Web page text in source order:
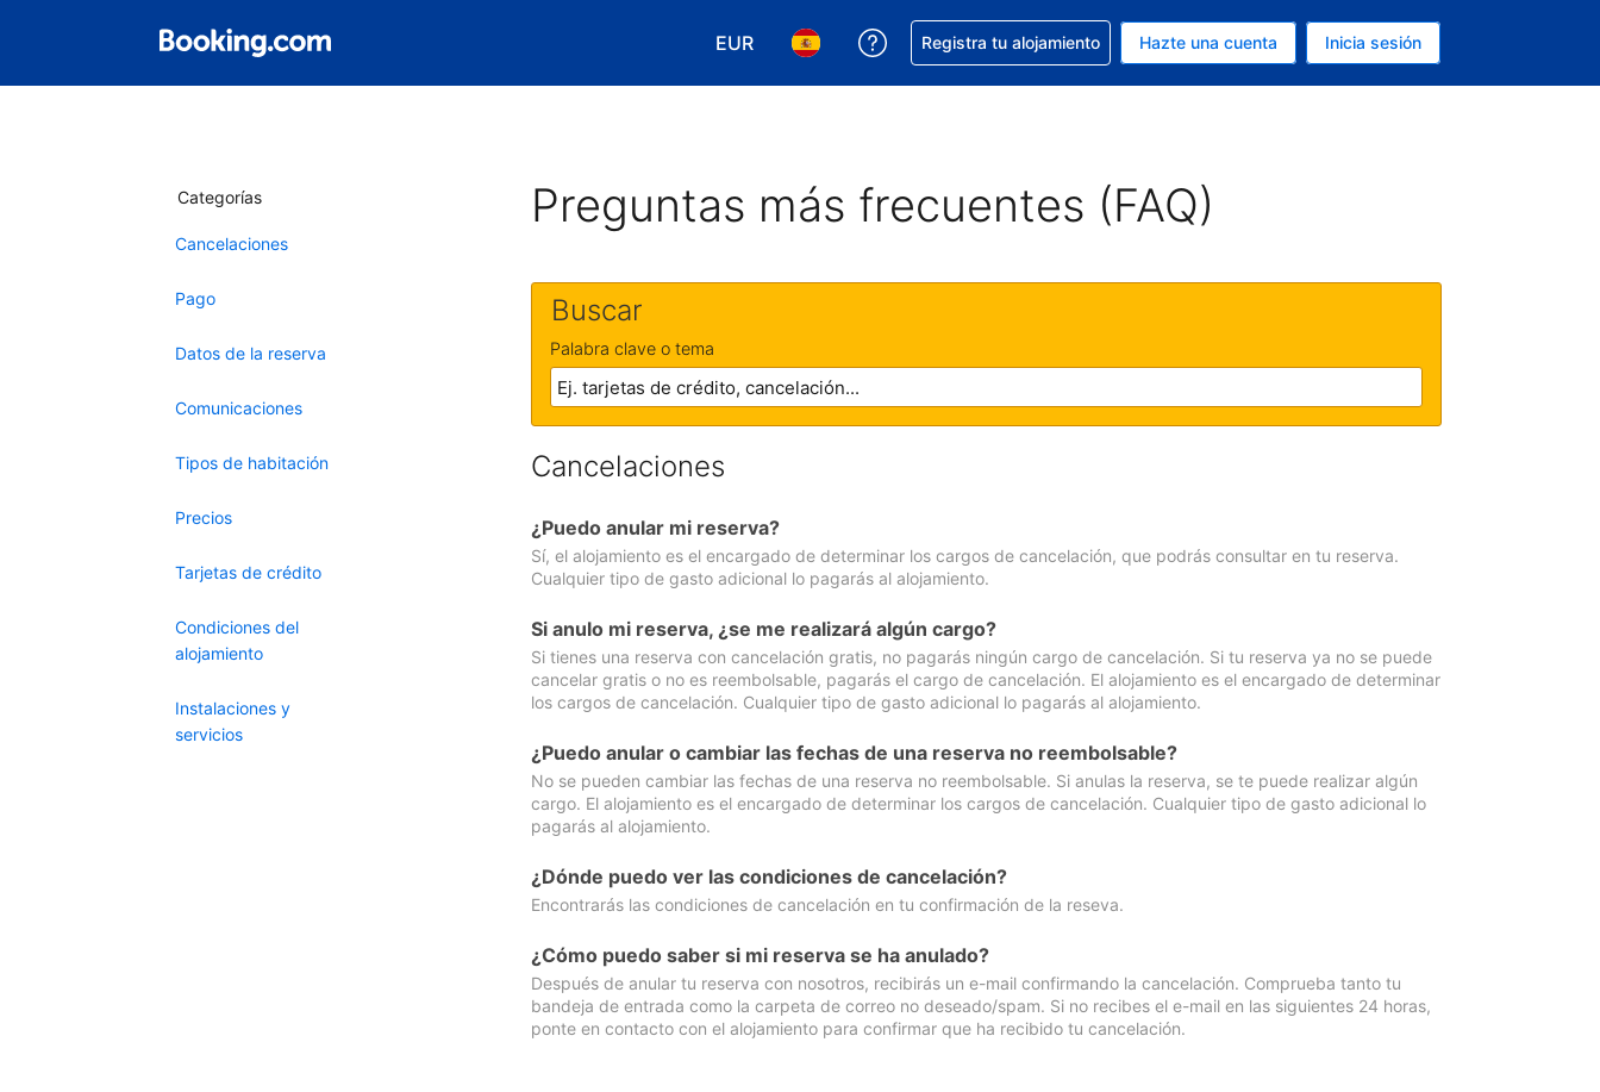
EUR
Elegir tu moneda. Tu moneda actual es EUR
Elegir el idioma que prefieres. Tu idioma actual es Español
Obtener ayuda con la reserva
Registra tu alojamiento Hazte una cuenta Inicia sesión
Categorías
Cancelaciones
Pago
Datos de la reserva
Comunicaciones
Tipos de habitación
Precios
Tarjetas de crédito
Condiciones del
alojamiento
Instalaciones y
servicios
Preguntas más frecuentes (FAQ)
Buscar
Palabra clave o tema
Cancelaciones
¿Puedo anular mi reserva?
Sí, el alojamiento es el encargado de determinar los cargos de cancelación, que podrás consultar en tu reserva.
Cualquier tipo de gasto adicional lo pagarás al alojamiento.
Si anulo mi reserva, ¿se me realizará algún cargo?
Si tienes una reserva con cancelación gratis, no pagarás ningún cargo de cancelación. Si tu reserva ya no se puede
cancelar gratis o no es reembolsable, pagarás el cargo de cancelación. El alojamiento es el encargado de determinar
los cargos de cancelación. Cualquier tipo de gasto adicional lo pagarás al alojamiento.
¿Puedo anular o cambiar las fechas de una reserva no reembolsable?
No se pueden cambiar las fechas de una reserva no reembolsable. Si anulas la reserva, se te puede realizar algún
cargo. El alojamiento es el encargado de determinar los cargos de cancelación. Cualquier tipo de gasto adicional lo
pagarás al alojamiento.
¿Dónde puedo ver las condiciones de cancelación?
Encontrarás las condiciones de cancelación en tu confirmación de la reseva.
¿Cómo puedo saber si mi reserva se ha anulado?
Después de anular tu reserva con nosotros, recibirás un e-mail confirmando la cancelación. Comprueba tanto tu
bandeja de entrada como la carpeta de correo no deseado/spam. Si no recibes el e-mail en las siguientes 24 horas,
ponte en contacto con el alojamiento para confirmar que ha recibido tu cancelación.